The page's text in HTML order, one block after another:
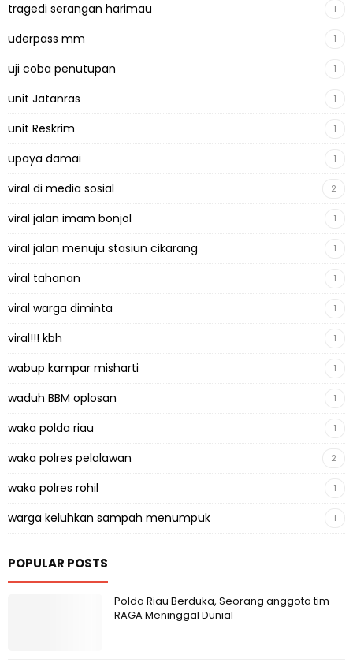
tragedi serangan harimau 1
uderpass mm 1
uji coba penutupan 1
unit Jatanras 1
unit Reskrim 1
upaya damai 1
viral di media sosial 2
viral jalan imam bonjol 1
viral jalan menuju stasiun cikarang 1
viral tahanan 1
viral warga diminta 1
viral!!! kbh 1
wabup kampar misharti 1
waduh BBM oplosan 1
waka polda riau 1
waka polres pelalawan 2
waka polres rohil 1
warga keluhkan sampah menumpuk 1
POPULAR POSTS
Polda Riau Berduka, Seorang anggota tim
RAGA Meninggal Dunial